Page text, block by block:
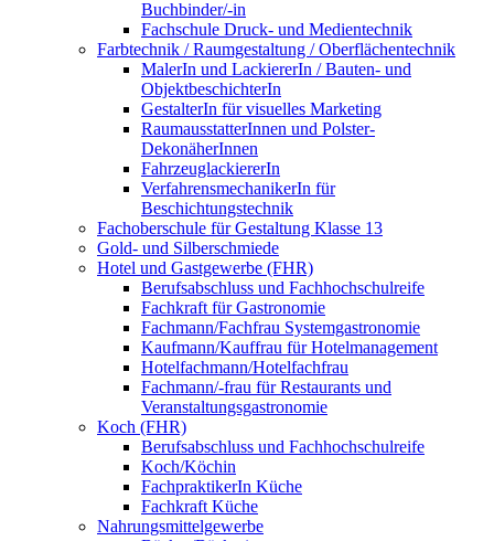
Buchbinder/-in
Fachschule Druck- und Medientechnik
Farbtechnik / Raumgestaltung / Oberflächentechnik
MalerIn und LackiererIn / Bauten- und
ObjektbeschichterIn
GestalterIn für visuelles Marketing
RaumausstatterInnen und Polster-
DekonäherInnen
FahrzeuglackiererIn
VerfahrensmechanikerIn für
Beschichtungstechnik
Fachoberschule für Gestaltung Klasse 13
Gold- und Silberschmiede
Hotel und Gastgewerbe (FHR)
Berufsabschluss und Fachhochschulreife
Fachkraft für Gastronomie
Fachmann/Fachfrau Systemgastronomie
Kaufmann/Kauffrau für Hotelmanagement
Hotelfachmann/Hotelfachfrau
Fachmann/-frau für Restaurants und
Veranstaltungsgastronomie
Koch (FHR)
Berufsabschluss und Fachhochschulreife
Koch/Köchin
FachpraktikerIn Küche
Fachkraft Küche
Nahrungsmittelgewerbe